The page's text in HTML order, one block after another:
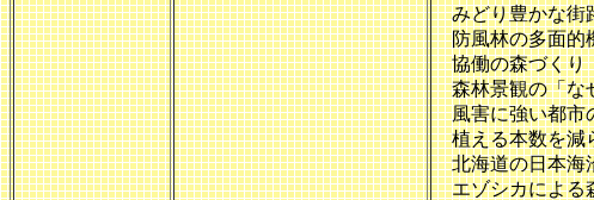
みどり豊かな街
防風林の多面的
協働の森づくり
森林景観の「な
風害に強い都市
植える本数を減
北海道の日本海
エゾシカによる